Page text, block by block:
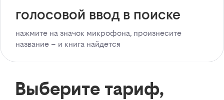
голосовой ввод в поиске
нажмите на значок микрофона, произнесите
название – и книга найдется
Выберите тариф,